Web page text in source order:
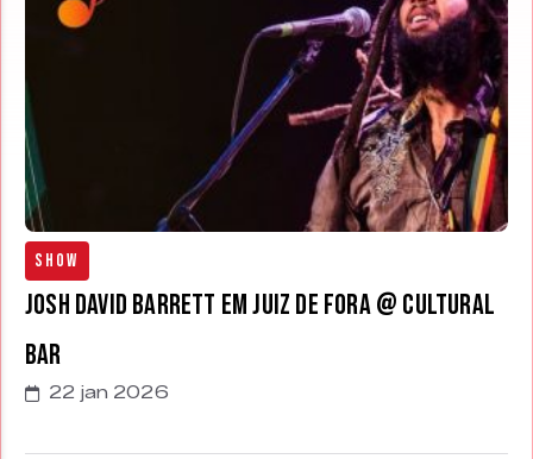
Show
Josh David Barrett em Juiz de Fora @ Cultural
Bar
22 jan 2026